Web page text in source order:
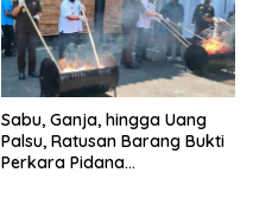
Sabu, Ganja, hingga Uang
Palsu, Ratusan Barang Bukti
Perkara Pidana